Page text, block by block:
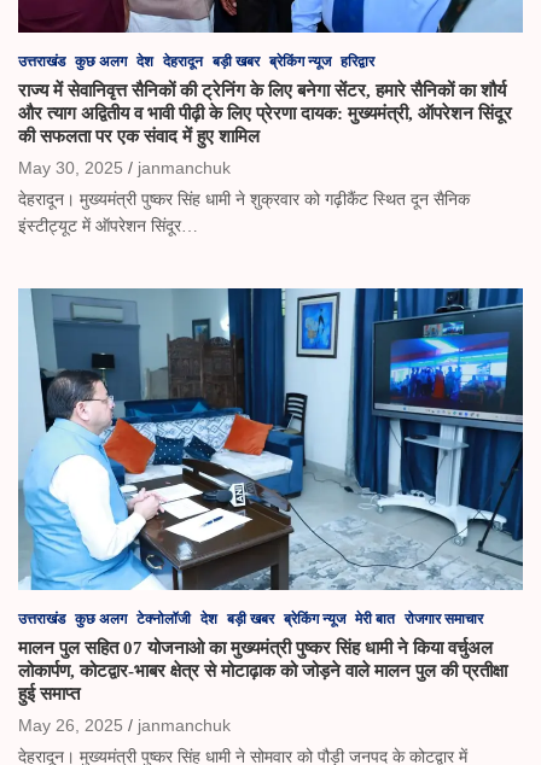
उत्तराखंड कुछ अलग देश देहरादून बड़ी खबर ब्रेकिंग न्यूज हरिद्वार
राज्य में सेवानिवृत्त सैनिकों की ट्रेनिंग के लिए बनेगा सेंटर, हमारे सैनिकों का शौर्य
और त्याग अद्वितीय व भावी पीढ़ी के लिए प्रेरणा दायक: मुख्यमंत्री, ऑपरेशन सिंदूर
की सफलता पर एक संवाद में हुए शामिल
May 30, 2025
janmanchuk
देहरादून। मुख्यमंत्री पुष्कर सिंह धामी ने शुक्रवार को गढ़ीकैंट स्थित दून सैनिक
इंस्टीट्यूट में ऑपरेशन सिंदूर…
उत्तराखंड कुछ अलग टेक्नोलॉजी देश बड़ी खबर ब्रेकिंग न्यूज मेरी बात रोजगार समाचार
मालन पुल सहित 07 योजनाओ का मुख्यमंत्री पुष्कर सिंह धामी ने किया वर्चुअल
लोकार्पण, कोटद्वार-भाबर क्षेत्र से मोटाढ़ाक को जोड़ने वाले मालन पुल की प्रतीक्षा
हुई समाप्त
May 26, 2025
janmanchuk
देहरादून। मुख्यमंत्री पुष्कर सिंह धामी ने सोमवार को पौड़ी जनपद के कोटद्वार में